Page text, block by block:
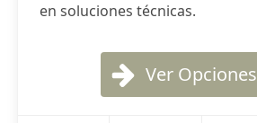
en soluciones técnicas.
Ver Opciones